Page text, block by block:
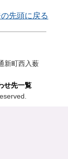
先頭に戻る
新町西入薮
せ先一覧